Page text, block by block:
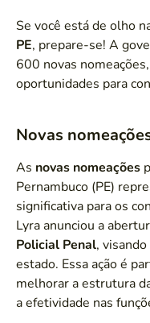
Se você está de olho
PE, prepare-se! A
600 novas
oportunidades para
Novas
As novas nomeações
Pernambuco (PE)
significativa para os
Lyra anunciou a
Policial Penal,
estado. Essa ação é
melhorar a estrutura
a efetividade nas